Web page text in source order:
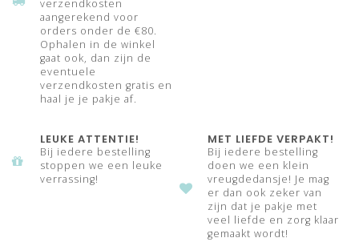
verzendkosten
aangerekend voor
orders onder de €80.
Ophalen in de winkel
gaat ook, dan zijn de
eventuele
verzendkosten gratis en
haal je je pakje af.
LEUKE ATTENTIE!
Bij iedere bestelling
stoppen we een leuke
verrassing!
MET LIEFDE VERPAKT!
Bij iedere bestelling
doen we een klein
vreugdedansje! Je mag
er dan ook zeker van
zijn dat je pakje met
veel liefde en zorg klaar
gemaakt wordt!